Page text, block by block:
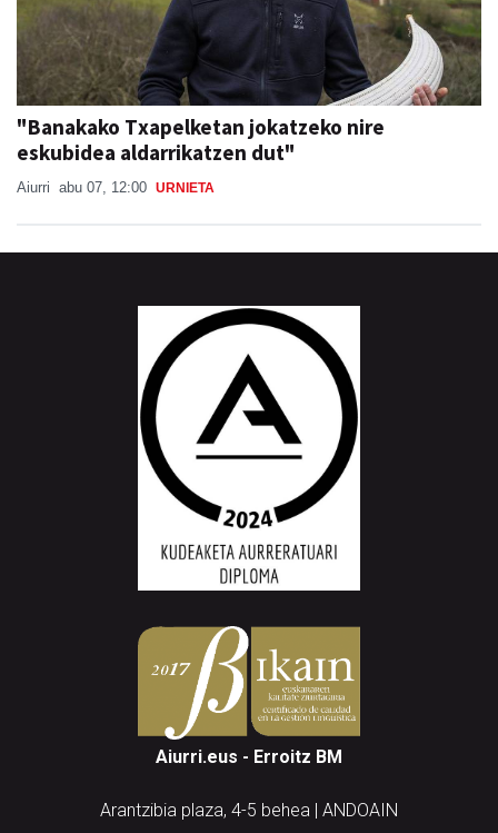
"Banakako Txapelketan jokatzeko nire
eskubidea aldarrikatzen dut"
Aiurri abu 07, 12:00 URNIETA
Aiurri.eus - Erroitz BM
Arantzibia plaza, 4-5 behea | ANDOAIN